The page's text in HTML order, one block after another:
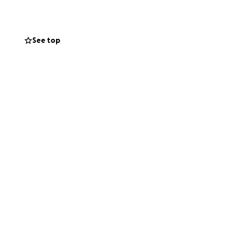
See top